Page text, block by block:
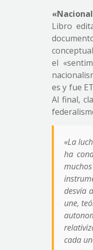
Libro
el
es y fue
Al final,
«La
ha
desvía
une,
cada